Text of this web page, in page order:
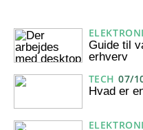
Guide til
erhverv
TECH 07/
Hvad er